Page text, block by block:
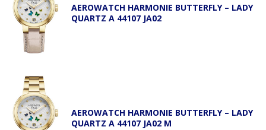
AEROWATCH HARMONIE BUTTERFLY – LADY
QUARTZ A 44107 JA02
AEROWATCH HARMONIE BUTTERFLY – LADY
QUARTZ A 44107 JA02 M